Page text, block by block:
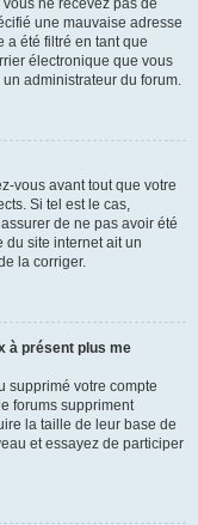
ne recevez pas de
une mauvaise adresse
été filtré en tant que
électronique que vous
administrateur du forum.
vous avant tout que votre
Si tel est le cas,
de ne pas avoir été
du site internet ait un
la corriger.
à présent plus me
supprimé votre compte
forums suppriment
la taille de leur base de
et essayez de participer